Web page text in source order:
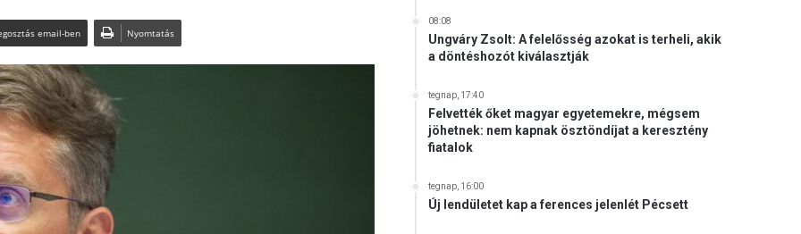
email-ben Nyomtatás
08:08
Ungváry Zsolt: A felelősség azokat is terheli, akik
a döntéshozót kiválasztják
tegnap, 17:40
Felvették őket magyar egyetemekre, mégsem
jöhetnek: nem kapnak ösztöndíjat a keresztény
fiatalok
tegnap, 16:00
Új lendületet kap a ferences jelenlét Pécsett